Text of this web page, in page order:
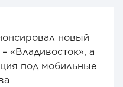
новый
«Владивосток», а
под мобильные